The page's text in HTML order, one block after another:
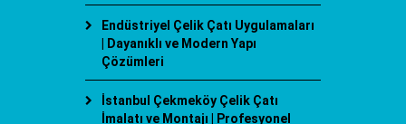
Endüstriyel Çelik Çatı Uygulamaları
| Dayanıklı ve Modern Yapı
Çözümleri
İstanbul Çekmeköy Çelik Çatı
İmalatı ve Montajı | Profesyonel